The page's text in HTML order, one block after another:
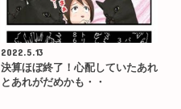
2022.5.13
決算ほぼ終了！心配していたあれ
とあれがだめかも・・